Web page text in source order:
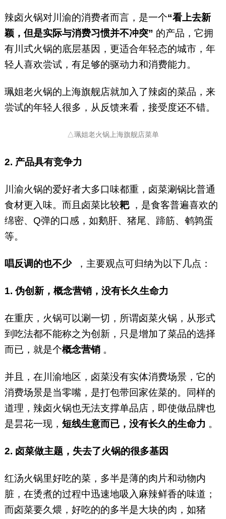
辣卤火锅对川渝的消费者而言，是一个“看上去新
颖，但是实际与消费习惯并不冲突” 的产品，它拥
有川式火锅的底层基因，更适合年轻态的城市，年
轻人喜欢尝试，有足够的驱动力和消费能力。
珮姐老火锅的上海旗舰店就加入了辣卤的菜品，来
尝试的年轻人很多，从反馈来看，接受度还不错。
△珮姐老火锅上海旗舰店菜单
2. 产品具有竞争力
川渝火锅的爱好者大多口味都重，卤菜涮锅比普通
食材更入味。而且卤菜比较耙 ，是食客普遍喜欢的
绵密、Q弹的口感，如鹅肝、猪尾、蹄筋、鹌鹑蛋
等。
唱反调的也不少 ，主要观点可归纳为以下几点：
1. 伪创新，概念营销，没有长久生命力
在重庆，火锅可以涮一切，所谓卤菜火锅，从形式
到吃法都不能称之为创新，只是增加了菜品的选择
而已，就是个概念营销 。
并且，在川渝地区，卤菜没有实体消费场景，它的
消费场景是当零嘴，是打包带回家佐菜的。同样的
道理，辣卤火锅也无法支撑单品店，即使做品牌也
是昙花一现， 短线生意而已，没有长久的生命力 。
2. 卤菜做主题，失去了火锅的很多基因
红汤火锅里好吃的菜，多半是薄的肉片和动物内
脏，在烫煮的过程中迅速地吸入麻辣鲜香的味道；
而卤菜要久煨，好吃的的多半是大块的肉，如猪